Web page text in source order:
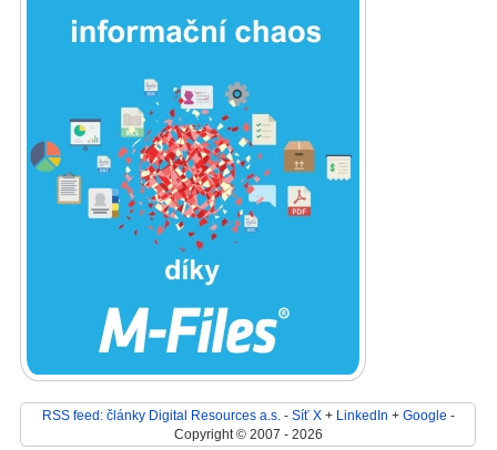
RSS feed: články Digital Resources a.s. - Síť X+ LinkedIn + Google -
Copyright © 2007 - 2026